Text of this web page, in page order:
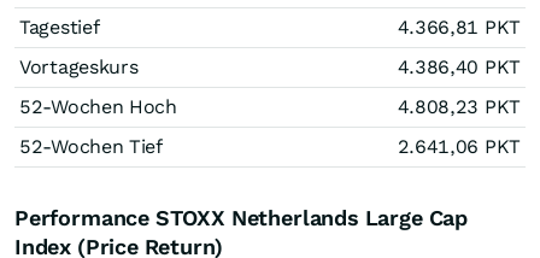
Tagestief
4.366,81 PKT
Vortageskurs
4.386,40 PKT
52-Wochen Hoch
4.808,23 PKT
52-Wochen Tief
2.641,06 PKT
Performance STOXX Netherlands Large Cap
Index (Price Return)